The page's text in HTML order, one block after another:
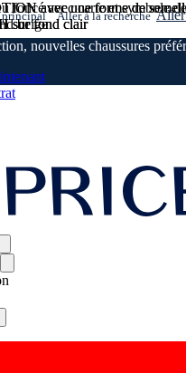
principal Aller à la recherche Aller
nouvelles chaussures